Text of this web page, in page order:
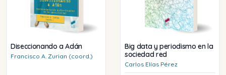
Diseccionando a Adán
Francisco A. Zurian (coord.)
Big data y periodismo en la
sociedad red
Carlos Elías Pérez